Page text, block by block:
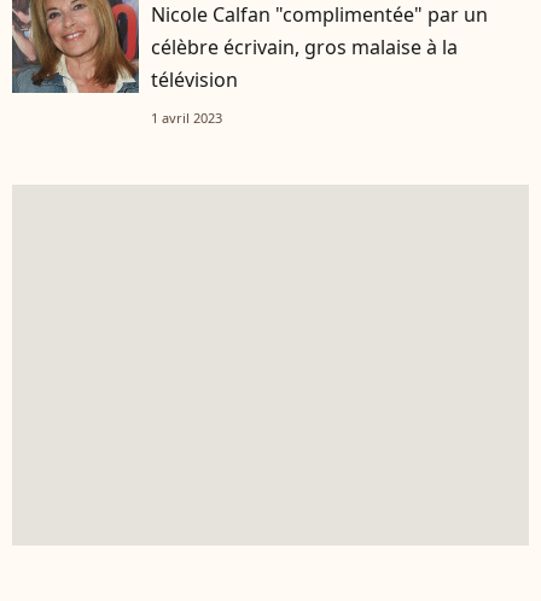
Nicole Calfan "complimentée" par un
célèbre écrivain, gros malaise à la
télévision
1 avril 2023